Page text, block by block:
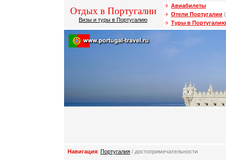
Отдых в Португалии
Визы и туры в Португалию
Авиабилеты
Отели Португалии
Туры в Португалию
Навигация: Португалия / достопримечательности